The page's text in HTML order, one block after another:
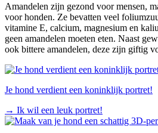
Amandelen zijn gezond voor mensen,
voor honden. Ze bevatten veel
vitamine E, calcium, magnesium en
geen amandelen moeten eten. Naast
ook bittere amandelen, deze zijn giftig
Je hond verdient een koninklijk portret!
→ Ik wil een leuk portret!